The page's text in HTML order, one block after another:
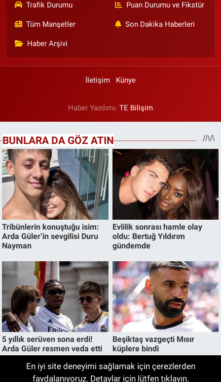
Trafik Durumu Puan Durumu ve Fikstür
Tüm Manşetler Son Dakika Haberleri
Haber Arşivi
İletişim Künye
Haber Yazılımı: TE Bilişim
En iyi site deneyimi sağlamak için çerezlerden
faydalanıyoruz. Detaylar için lütfen tıklayın.
VakıfBank, Sırp Smaçör Vanja Ivanovic’i